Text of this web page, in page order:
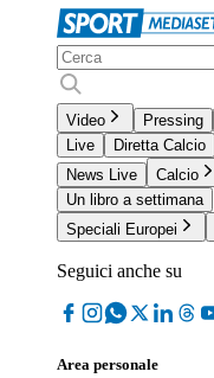
Video Pressing
Live
Diretta Calcio
News Live
Calcio
Un libro a settimana
Speciali Europei
Seguici anche su
Area personale